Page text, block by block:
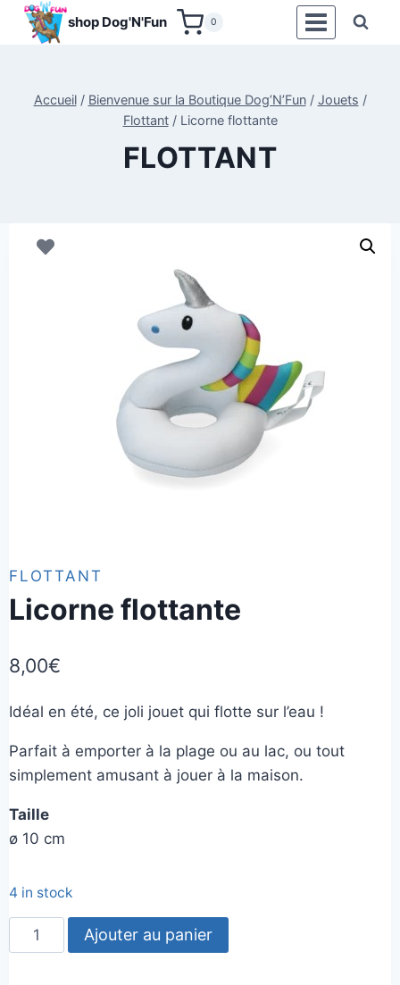
Aller
shop Dog'N'Fun 0
Accueil / Bienvenue sur la Boutique Dog’N’Fun / Jouets /
Flottant / Licorne flottante
FLOTTANT
FLOTTANT
Licorne flottante
8,00€
Idéal en été, ce joli jouet qui flotte sur l’eau !
Parfait à emporter à la plage ou au lac, ou tout
simplement amusant à jouer à la maison.
Taille
ø 10 cm
4 in stock
quantité
de
Ajouter au panier